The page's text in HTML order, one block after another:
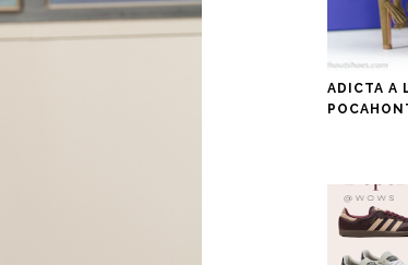
ADICTA A